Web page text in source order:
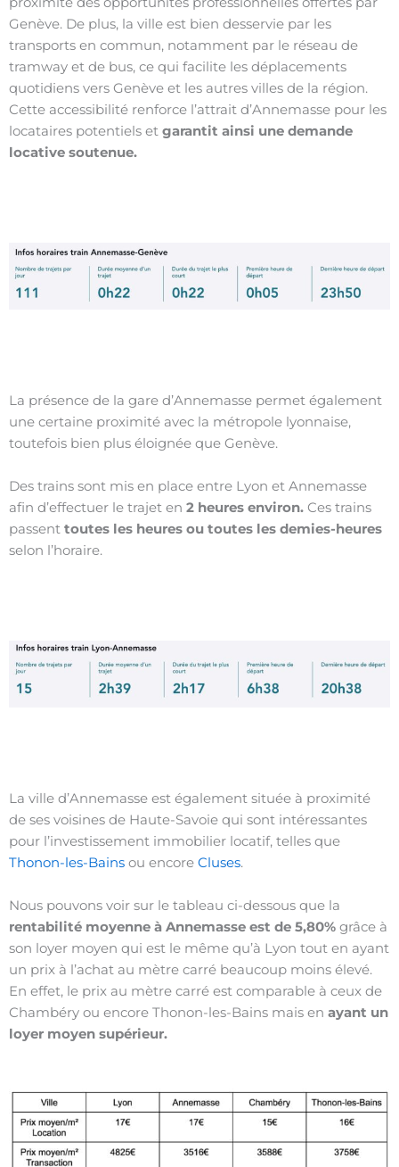
Genève. De plus, la ville est bien desservie par les
transports en commun, notamment par le réseau de
tramway et de bus, ce qui facilite les déplacements
quotidiens vers Genève et les autres villes de la région.
Cette accessibilité renforce l’attrait d’Annemasse pour les
locataires potentiels et garantit ainsi une demande
locative soutenue.
La présence de la gare d’Annemasse permet également
une certaine proximité avec la métropole lyonnaise,
toutefois bien plus éloignée que Genève.
Des trains sont mis en place entre Lyon et Annemasse
afin d’effectuer le trajet en 2 heures environ. Ces trains
passent toutes les heures ou toutes les demies-heures
selon l’horaire.
La ville d’Annemasse est également située à proximité
de ses voisines de Haute-Savoie qui sont intéressantes
pour l’investissement immobilier locatif, telles que
Thonon-les-Bains ou encore Cluses.
Nous pouvons voir sur le tableau ci-dessous que la
rentabilité moyenne à Annemasse est de 5,80% grâce à
son loyer moyen qui est le même qu’à Lyon tout en ayant
un prix à l’achat au mètre carré beaucoup moins élevé.
En effet, le prix au mètre carré est comparable à ceux de
Chambéry ou encore Thonon-les-Bains mais en ayant un
loyer moyen supérieur.